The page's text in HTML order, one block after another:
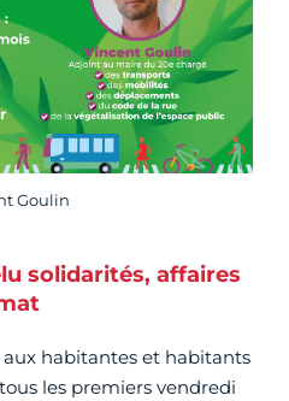
Goulin
solidarités, affaires
aux habitantes et habitants
les premiers vendredi